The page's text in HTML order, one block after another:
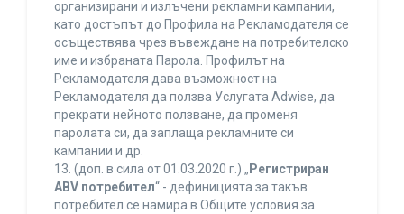
организирани и излъчени рекламни кампании,
като достъпът до Профила на Рекламодателя се
осъществява чрез въвеждане на потребителско
име и избраната Парола. Профилът на
Рекламодателя дава възможност на
Рекламодателя да ползва Услугата Adwise, да
прекрати нейното ползване, да променя
паролата си, да заплаща рекламните си
кампании и др.
13. (доп. в сила от 01.03.2020 г.) „ Регистриран
ABV потребител“ - дефиницията за такъв
потребител се намира в Общите условия за